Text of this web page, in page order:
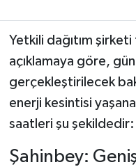
Yetkili dağıtım şirketi
açıklamaya göre,
gerçekleştirilecek
enerji kesintisi
saatleri şu şekildedir:
Şahinbey: